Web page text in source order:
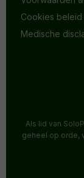
Cookies beleid
Medische
Als lid van
geheel op orde,